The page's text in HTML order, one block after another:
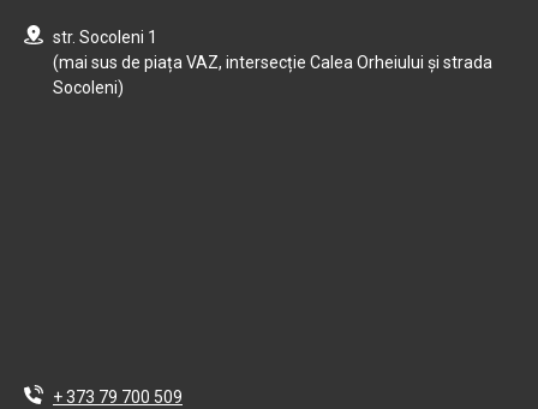
str. Socoleni 1
(mai sus de piața VAZ, intersecție Calea Orheiului și strada
Socoleni)
+ 373 79 700 509